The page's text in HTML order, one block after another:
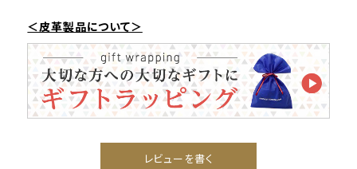
＜皮革製品について＞
レビューを書く